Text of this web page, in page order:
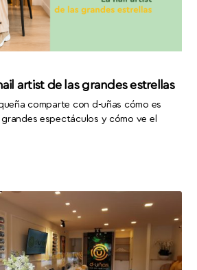
artist de las grandes estrellas
comparte con d-uñas cómo es
espectáculos y cómo ve el